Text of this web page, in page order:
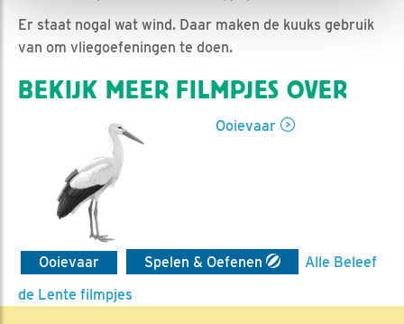
Er staat nogal wat wind. Daar maken de kuuks gebruik
van om vliegoefeningen te doen.
BEKIJK MEER FILMPJES OVER
Ooievaar
Ooievaar Spelen & Oefenen
Alle Beleef
de Lente filmpjes